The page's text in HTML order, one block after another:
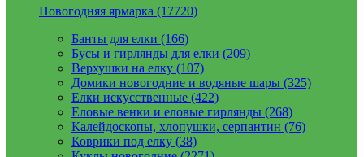
Новогодняя ярмарка (17720)
Банты для елки (166)
Бусы и гирлянды для елки (209)
Верхушки на елку (107)
Домики новогодние и водяные шары (325)
Елки искусственные (422)
Еловые венки и еловые гирлянды (268)
Калейдоскопы, хлопушки, серпантин (76)
Коврики под елку (38)